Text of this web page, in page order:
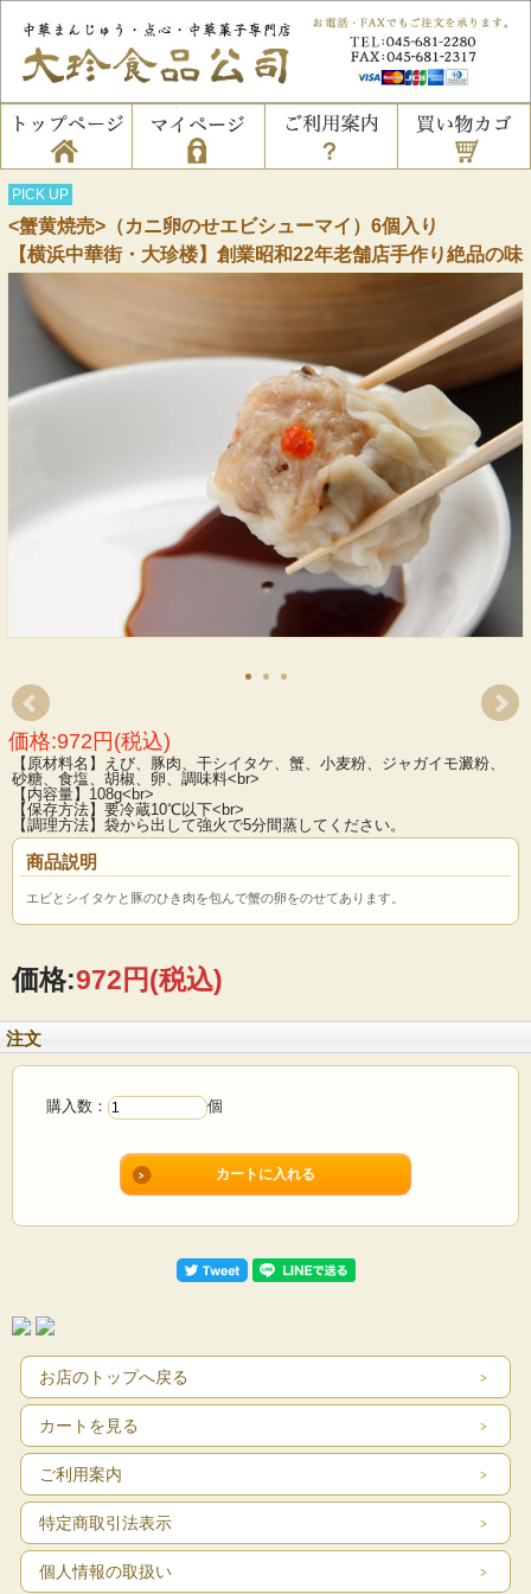
PICK UP
<蟹黄焼売>（カニ卵のせエビシューマイ）6個入り
【横浜中華街・大珍楼】創業昭和22年老舗店手作り絶品の味
価格:972円(税込)
【原材料名】えび、豚肉、干シイタケ、蟹、小麦粉、ジャガイモ澱粉、
砂糖、食塩、胡椒、卵、調味料<br>
【内容量】108g<br>
【保存方法】要冷蔵10℃以下<br>
【調理方法】袋から出して強火で5分間蒸してください。
商品説明
エビとシイタケと豚のひき肉を包んで蟹の卵をのせてあります。
価格:972円(税込)
注文
購入数： 個
お店のトップへ戻る
カートを見る
ご利用案内
特定商取引法表示
個人情報の取扱い